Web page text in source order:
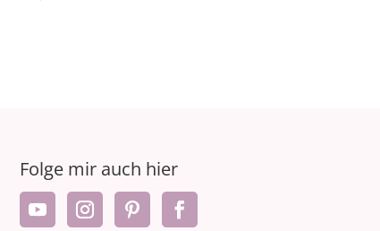
Folge mir auch hier